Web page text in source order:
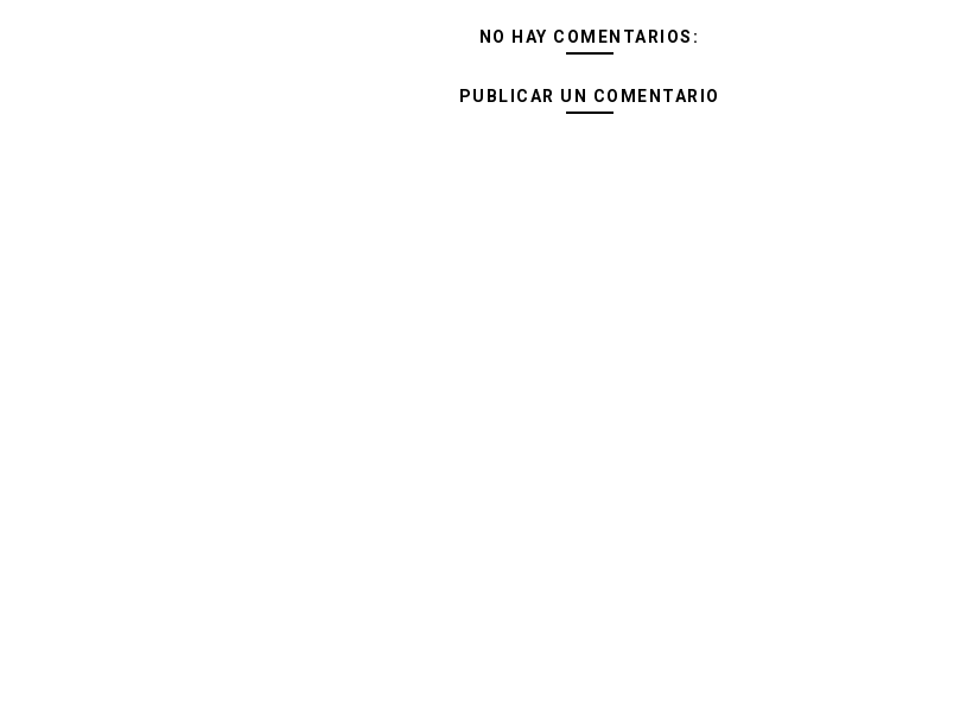
NO HAY COMENTARIOS:
PUBLICAR UN COMENTARIO